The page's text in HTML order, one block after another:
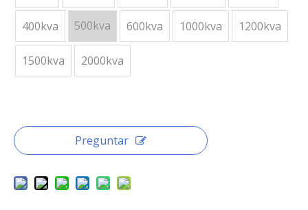
400kva 500kva 600kva 1000kva 1200kva
1500kva 2000kva
Preguntar